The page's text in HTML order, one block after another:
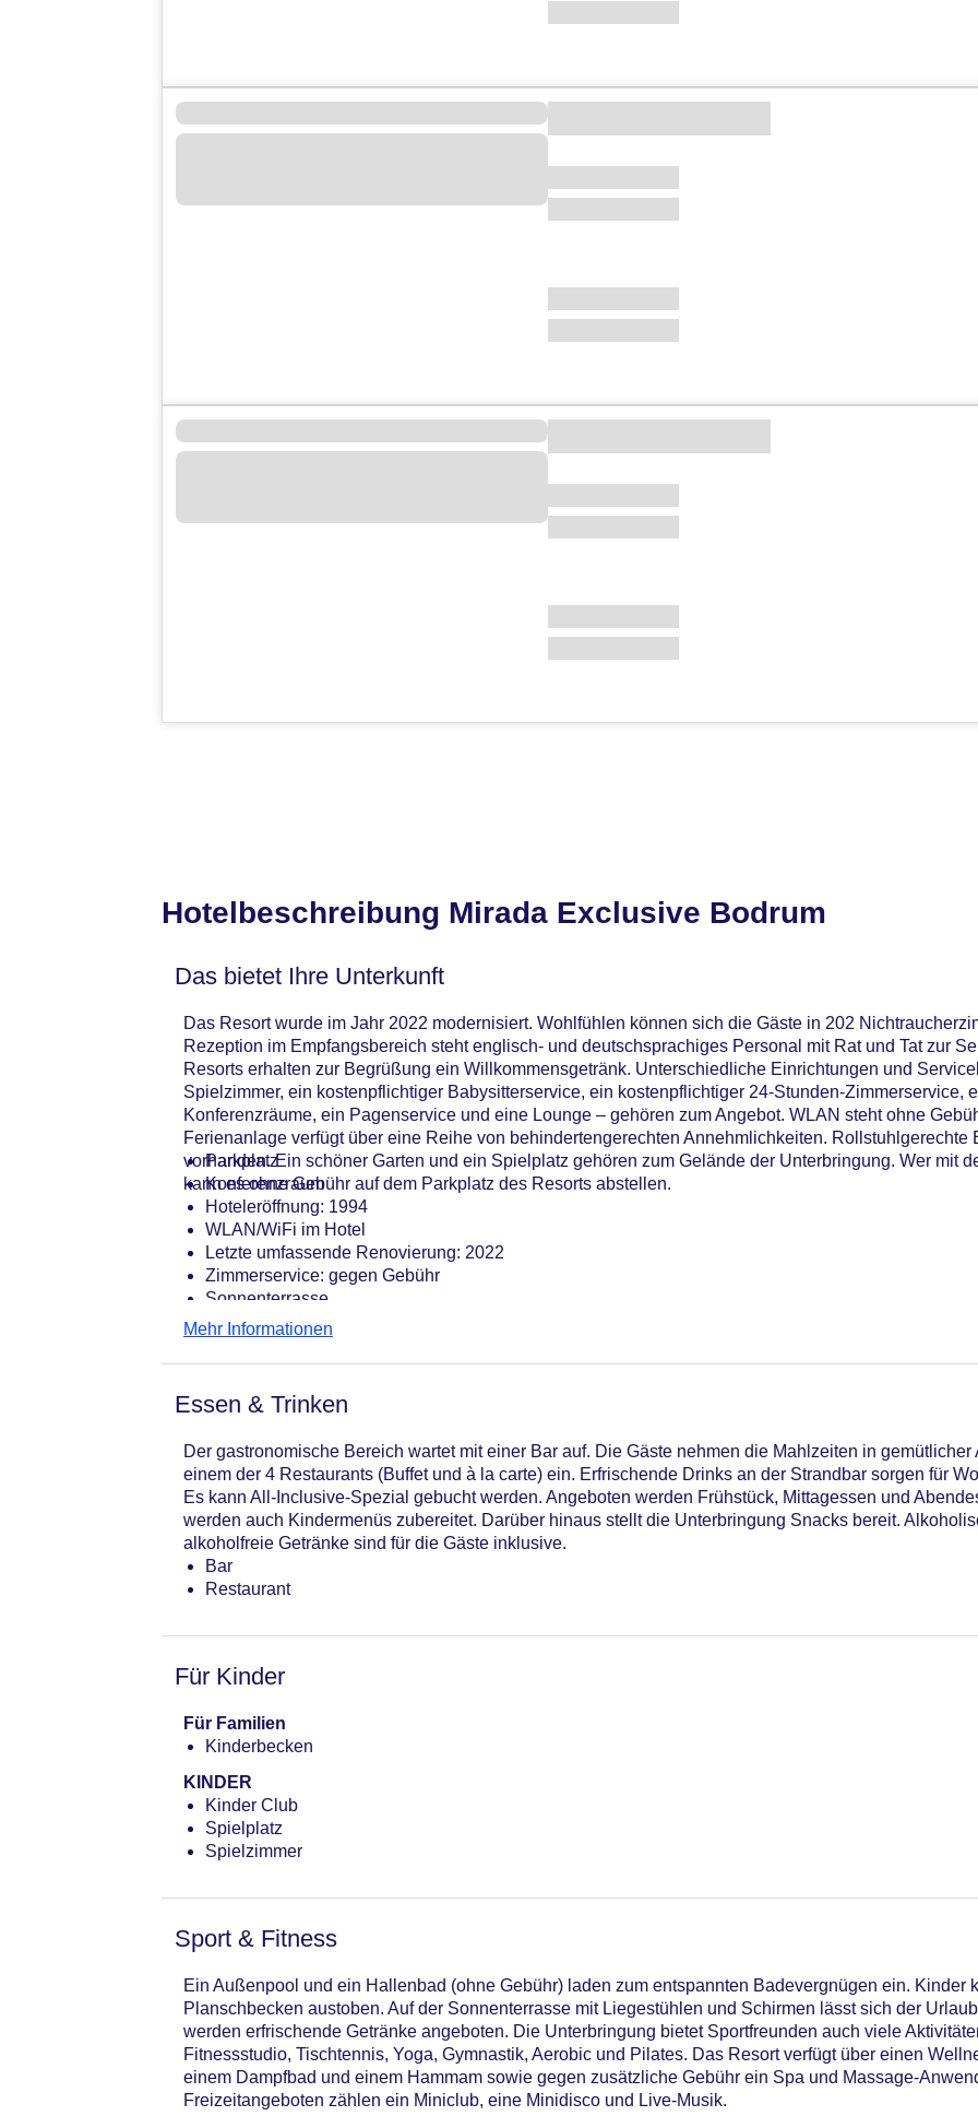
Hotelbeschreibung Mirada Exclusive Bodrum
Das bietet Ihre Unterkunft
Das Resort wurde im Jahr 2022 modernisiert. Wohlfühlen können sich die Gäste in 202
Rezeption im Empfangsbereich steht englisch- und deutschsprachiges Personal mit Rat und Tat zur
Resorts erhalten zur Begrüßung ein Willkommensgetränk. Unterschiedliche Einrichtungen und
Spielzimmer, ein kostenpflichtiger Babysitterservice, ein kostenpflichtiger 24-Stunden-Zimmerservice,
Konferenzräume, ein Pagenservice und eine Lounge – gehören zum Angebot. WLAN steht ohne
Ferienanlage verfügt über eine Reihe von behindertengerechten Annehmlichkeiten. Rollstuhlgerechte
vorhanden. Ein schöner Garten und ein Spielplatz gehören zum Gelände der Unterbringung. Wer mit
kann es ohne Gebühr auf dem Parkplatz des Resorts abstellen.
Parkplatz
Konferenzraum
Hoteleröffnung: 1994
WLAN/WiFi im Hotel
Letzte umfassende Renovierung: 2022
Zimmerservice: gegen Gebühr
Sonnenterrasse
Gesamtanzahl der Zimmer: 202
Zahlungsarten: Mastercard, Visa
Mehr Informationen
Essen & Trinken
Der gastronomische Bereich wartet mit einer Bar auf. Die Gäste nehmen die Mahlzeiten in gemütlicher
einem der 4 Restaurants (Buffet und à la carte) ein. Erfrischende Drinks an der Strandbar sorgen für
Es kann All-Inclusive-Spezial gebucht werden. Angeboten werden Frühstück, Mittagessen und
werden auch Kindermenüs zubereitet. Darüber hinaus stellt die Unterbringung Snacks bereit.
alkoholfreie Getränke sind für die Gäste inklusive.
Bar
Restaurant
Für Kinder
Für Familien
Kinderbecken
KINDER
Kinder Club
Spielplatz
Spielzimmer
Sport & Fitness
Ein Außenpool und ein Hallenbad (ohne Gebühr) laden zum entspannten Badevergnügen ein. Kinder
Planschbecken austoben. Auf der Sonnenterrasse mit Liegestühlen und Schirmen lässt sich der
werden erfrischende Getränke angeboten. Die Unterbringung bietet Sportfreunden auch viele
Fitnessstudio, Tischtennis, Yoga, Gymnastik, Aerobic und Pilates. Das Resort verfügt über einen
einem Dampfbad und einem Hammam sowie gegen zusätzliche Gebühr ein Spa und Massage-
Freizeitangeboten zählen ein Miniclub, eine Minidisco und Live-Musik.